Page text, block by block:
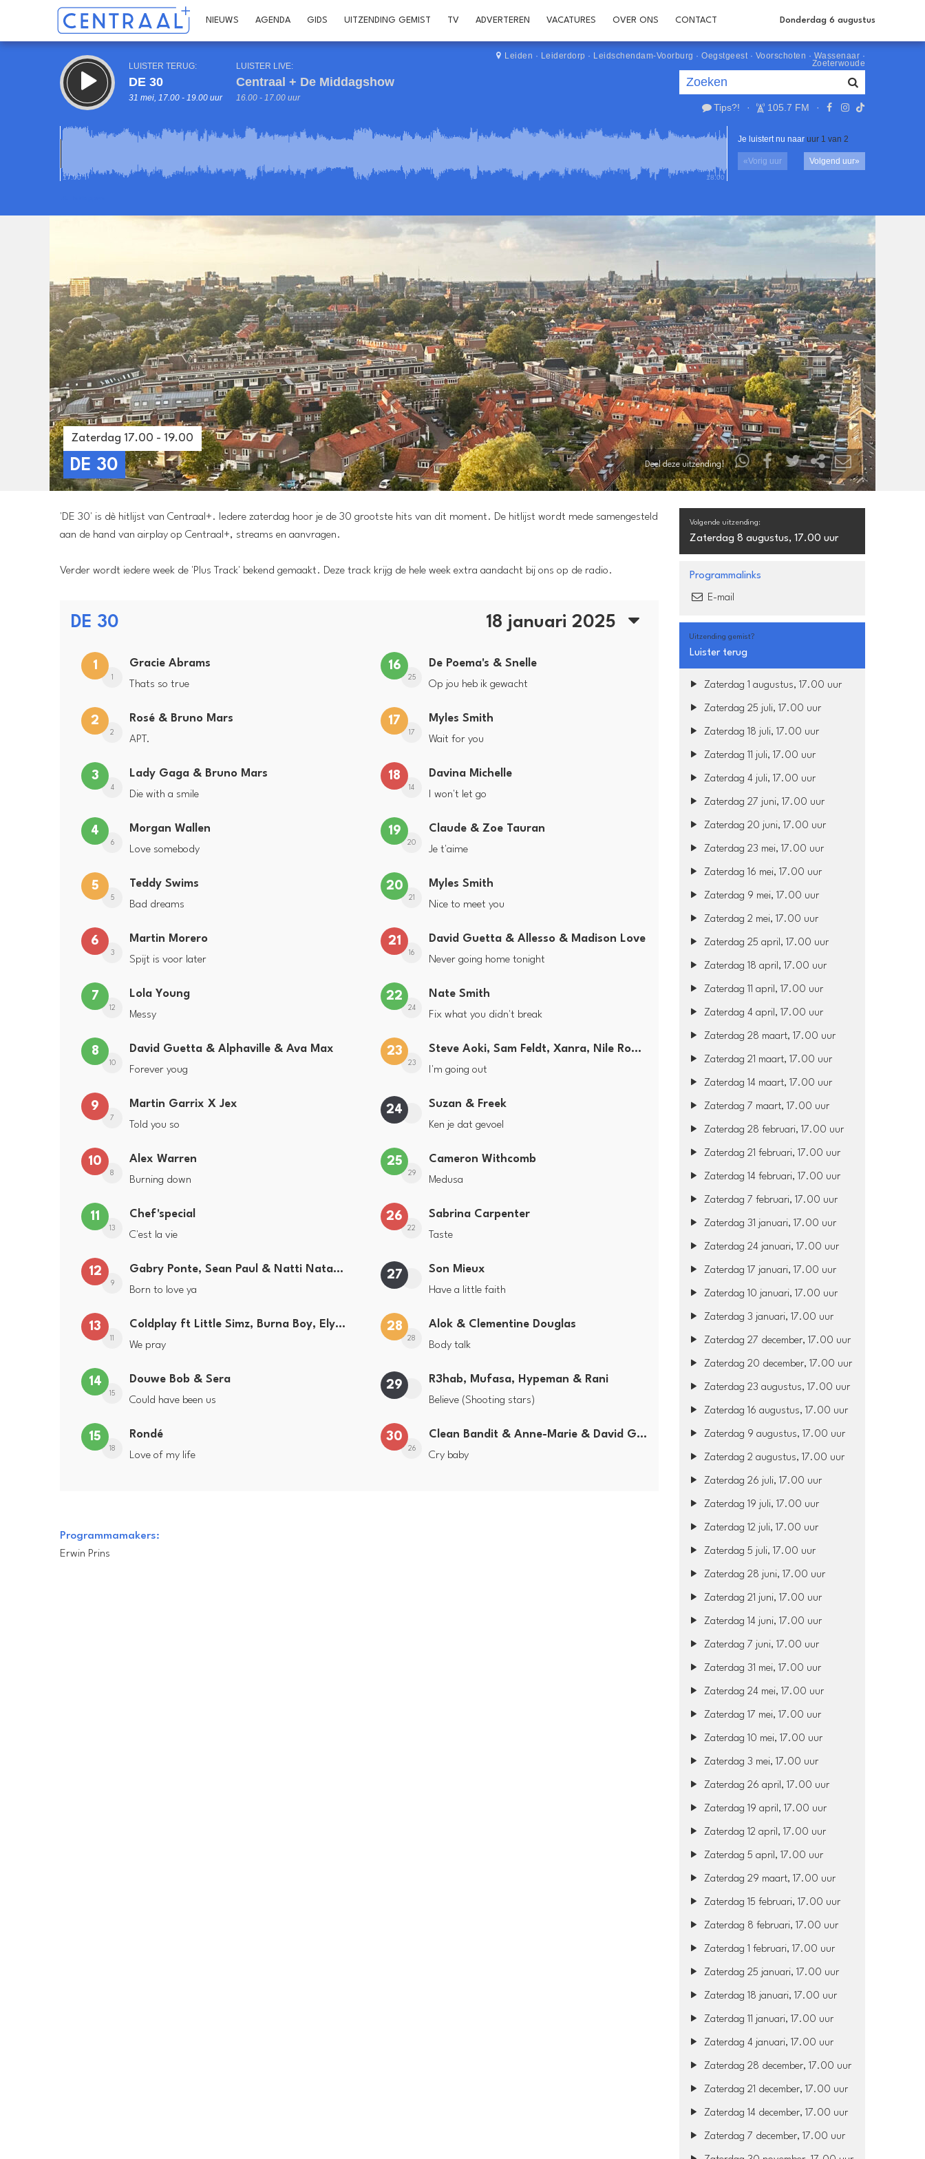
NIEUWS AGENDA GIDS UITZENDING GEMIST TV ADVERTEREN VACATURES OVER ONS CONTACT Donderdag 6 augustus
LUISTER TERUG:
DE 30
31 mei, 17.00 - 19.00 uur
LUISTER LIVE:
Centraal + De Middagshow
16.00 - 17.00 uur
Leiden · Leiderdorp · Leidschendam-Voorburg · Oegstgeest· Voorschoten · Wassenaar ·
Zoeterwoude
Tips?! · 105.7 FM ·
17.00 18.00
Je luistert nu naar uur 1 van 2
«Vorig uur Volgend uur»
Zaterdag 17.00 - 19.00
DE 30 Deel deze uitzending!
'DE 30' is dè hitlijst van Centraal+. Iedere zaterdag hoor je de 30 grootste hits van dit moment. De hitlijst wordt mede samengesteld
aan de hand van airplay op Centraal+, streams en aanvragen.
Verder wordt iedere week de 'Plus Track' bekend gemaakt. Deze track krijg de hele week extra aandacht bij ons op de radio.
DE 30 18 januari 2025
1
1
Gracie Abrams
Thats so true
2
2
Rosé & Bruno Mars
APT.
3
4
Lady Gaga & Bruno Mars
Die with a smile
4
6
Morgan Wallen
Love somebody
5
5
Teddy Swims
Bad dreams
6
3
Martin Morero
Spijt is voor later
7
12
Lola Young
Messy
8
10
David Guetta & Alphaville & Ava Max
Forever youg
9
7
Martin Garrix X Jex
Told you so
10
8
Alex Warren
Burning down
11
13
Chef'special
C'est la vie
12
9
Gabry Ponte, Sean Paul & Natti Natasha
Born to love ya
13
11
Coldplay ft Little Simz, Burna Boy, Elyanna & Tini
We pray
14
15
Douwe Bob & Sera
Could have been us
15
18
Rondé
Love of my life
16
25
De Poema's & Snelle
Op jou heb ik gewacht
17
17
Myles Smith
Wait for you
18
14
Davina Michelle
I won't let go
19
20
Claude & Zoe Tauran
Je t'aime
20
21
Myles Smith
Nice to meet you
21
16
David Guetta & Allesso & Madison Love
Never going home tonight
22
24
Nate Smith
Fix what you didn't break
23
23
Steve Aoki, Sam Feldt, Xanra, Nile Rodgers, Zak Abel
I'm going out
24 Suzan & Freek
Ken je dat gevoel
25
29
Cameron Withcomb
Medusa
26
22
Sabrina Carpenter
Taste
27 Son Mieux
Have a little faith
28
28
Alok & Clementine Douglas
Body talk
29 R3hab, Mufasa, Hypeman & Rani
Believe (Shooting stars)
30
26
Clean Bandit & Anne-Marie & David Guetta
Cry baby
Programmamakers:
Erwin Prins
Volgende uitzending:
Zaterdag 8 augustus, 17.00 uur
Programmalinks
E-mail
Uitzending gemist?
Luister terug
Zaterdag 1 augustus, 17.00 uur
Zaterdag 25 juli, 17.00 uur
Zaterdag 18 juli, 17.00 uur
Zaterdag 11 juli, 17.00 uur
Zaterdag 4 juli, 17.00 uur
Zaterdag 27 juni, 17.00 uur
Zaterdag 20 juni, 17.00 uur
Zaterdag 23 mei, 17.00 uur
Zaterdag 16 mei, 17.00 uur
Zaterdag 9 mei, 17.00 uur
Zaterdag 2 mei, 17.00 uur
Zaterdag 25 april, 17.00 uur
Zaterdag 18 april, 17.00 uur
Zaterdag 11 april, 17.00 uur
Zaterdag 4 april, 17.00 uur
Zaterdag 28 maart, 17.00 uur
Zaterdag 21 maart, 17.00 uur
Zaterdag 14 maart, 17.00 uur
Zaterdag 7 maart, 17.00 uur
Zaterdag 28 februari, 17.00 uur
Zaterdag 21 februari, 17.00 uur
Zaterdag 14 februari, 17.00 uur
Zaterdag 7 februari, 17.00 uur
Zaterdag 31 januari, 17.00 uur
Zaterdag 24 januari, 17.00 uur
Zaterdag 17 januari, 17.00 uur
Zaterdag 10 januari, 17.00 uur
Zaterdag 3 januari, 17.00 uur
Zaterdag 27 december, 17.00 uur
Zaterdag 20 december, 17.00 uur
Zaterdag 23 augustus, 17.00 uur
Zaterdag 16 augustus, 17.00 uur
Zaterdag 9 augustus, 17.00 uur
Zaterdag 2 augustus, 17.00 uur
Zaterdag 26 juli, 17.00 uur
Zaterdag 19 juli, 17.00 uur
Zaterdag 12 juli, 17.00 uur
Zaterdag 5 juli, 17.00 uur
Zaterdag 28 juni, 17.00 uur
Zaterdag 21 juni, 17.00 uur
Zaterdag 14 juni, 17.00 uur
Zaterdag 7 juni, 17.00 uur
Zaterdag 31 mei, 17.00 uur
Zaterdag 24 mei, 17.00 uur
Zaterdag 17 mei, 17.00 uur
Zaterdag 10 mei, 17.00 uur
Zaterdag 3 mei, 17.00 uur
Zaterdag 26 april, 17.00 uur
Zaterdag 19 april, 17.00 uur
Zaterdag 12 april, 17.00 uur
Zaterdag 5 april, 17.00 uur
Zaterdag 29 maart, 17.00 uur
Zaterdag 15 februari, 17.00 uur
Zaterdag 8 februari, 17.00 uur
Zaterdag 1 februari, 17.00 uur
Zaterdag 25 januari, 17.00 uur
Zaterdag 18 januari, 17.00 uur
Zaterdag 11 januari, 17.00 uur
Zaterdag 4 januari, 17.00 uur
Zaterdag 28 december, 17.00 uur
Zaterdag 21 december, 17.00 uur
Zaterdag 14 december, 17.00 uur
Zaterdag 7 december, 17.00 uur